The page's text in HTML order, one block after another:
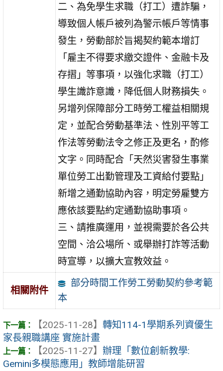
二、為免學生求職（打工）遭詐騙，
導致個人帳戶被列為警示帳戶等情事
發生，勞動部於旨揭契約範本增訂
「雇主不得要求繳交證件、金融卡及
存摺」等事項，以強化求職（打工）
學生識詐意識，降低個人財務損失。
另增列保障部分工時勞工權益相關規
定，並配合勞動基準法、性別平等工
作法等勞動法令之修正及更名，酌修
文字。同時配合「天然災害發生事業
單位勞工出勤管理及工資給付要點」
新增之通勤協助內容，明定勞雇雙方
應依該要點約定通勤協助事項。
三、請推廣運用，並視需要於各公共
空間、洽公場所、或舉辦打詐等活動
時宣導，以擴大宣教效益。
相關附件
部分時間工作勞工勞動契約參考範
本
【2025-11-28】 轉知114-1學期系列資優生
家長親職講座 實施計畫
【2025-11-27】 辦理「數位創新教學:
Gemini多模態應用」教師增能研習